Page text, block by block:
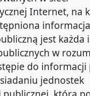
Internet, na
jest każda
w
do informacji
jednostek